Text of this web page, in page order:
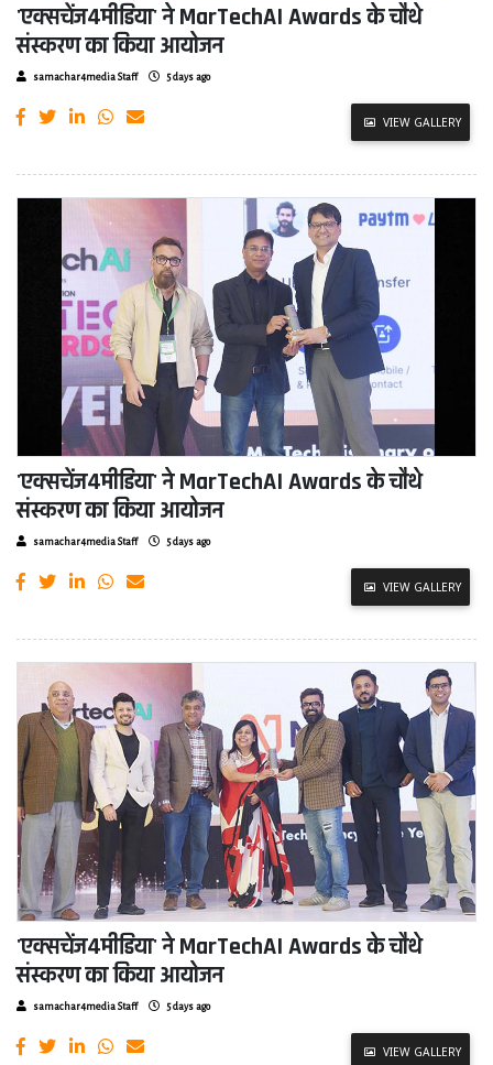
'एक्सचेंज4मीडिया' ने MarTechAI Awards के चौथे
संस्करण का किया आयोजन
samachar4media Staff 5 days ago
VIEW GALLERY
'एक्सचेंज4मीडिया' ने MarTechAI Awards के चौथे
संस्करण का किया आयोजन
samachar4media Staff 5 days ago
VIEW GALLERY
'एक्सचेंज4मीडिया' ने MarTechAI Awards के चौथे
संस्करण का किया आयोजन
samachar4media Staff 5 days ago
VIEW GALLERY